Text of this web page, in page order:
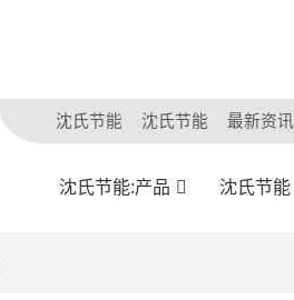
沈氏节能 沈氏节能 最新资讯
沈氏节能:产品 沈氏节能